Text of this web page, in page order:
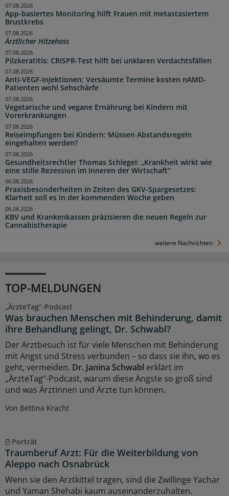
App-basiertes Monitoring hilft Frauen mit metastasiertem
Brustkrebs
07.08.2026
Ärztlicher Hitzehass
07.08.2026
Pilzkeratitis: CRISPR-Test hilft bei unklaren Verdachtsfällen
07.08.2026
Anti-VEGF-Injektionen: Versäumte Termine kosten nAMD-
Patienten wohl Sehschärfe
07.08.2026
Vegetarische und vegane Ernährung bei Kindern mit
Vorerkrankungen
07.08.2026
Reiseimpfungen bei Kindern: Müssen Abstandsregeln
eingehalten werden?
07.08.2026
Gesundheitsrechtler Thomas Schlegel: „Krankheit wirkt wie
eine stille Rezession im Inneren der Wirtschaft“
07.08.2026
Praxisbesonderheiten in Zeiten des GKV-Spargesetzes:
Klarheit soll es in der kommenden Woche geben
06.08.2026
KBV und Krankenkassen präzisieren die neuen Regeln zur
Cannabistherapie
06.08.2026
weitere Nachrichten
TOP-MELDUNGEN
„ÄrzteTag“-Podcast
Was brauchen Menschen mit Behinderung, damit
ihre Behandlung gelingt, Dr. Schwabl?
Der Arztbesuch ist für viele Menschen mit Behinderung
mit Angst und Stress verbunden – so dass sie ihn, wo es
geht, vermeiden. Dr. Janina Schwabl erklärt im
„ÄrzteTag“-Podcast, warum diese Ängste so groß sind
und was Ärztinnen und Ärzte tun können.
Von Bettina Kracht
Porträt
Traumberuf Arzt: Für die Weiterbildung von
Aleppo nach Osnabrück
Wenn sie den Arztkittel tragen, sind die Zwillinge Yachar
und Yaman Shehabi kaum auseinanderzuhalten.